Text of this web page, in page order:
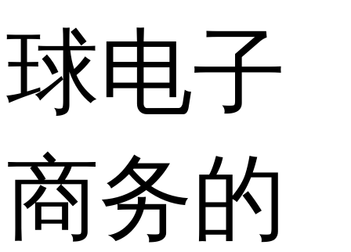
球电子
商务的